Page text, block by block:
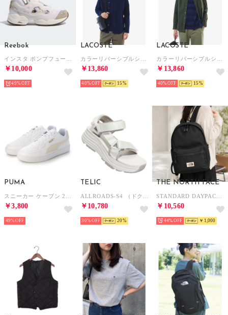
Reebok
￥10,000
49%
LACOSTE
￥13,860
40% 15
LACOSTE
￥13,860
40% 15
PUMA
￥3,800
49%
TELIC
￥10,780
30% 20
THE NORTH FACE
￥10,560
44% ￥1,000